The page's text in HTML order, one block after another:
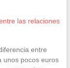
las relaciones
entre
unos pocos euros